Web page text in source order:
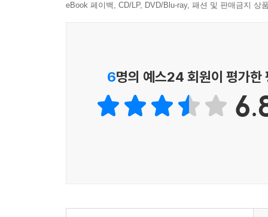
eBook 페이백, CD/LP, DVD/Blu-ray, 패션 및 판매금지 상
6명의 예스24 회원이 평가한